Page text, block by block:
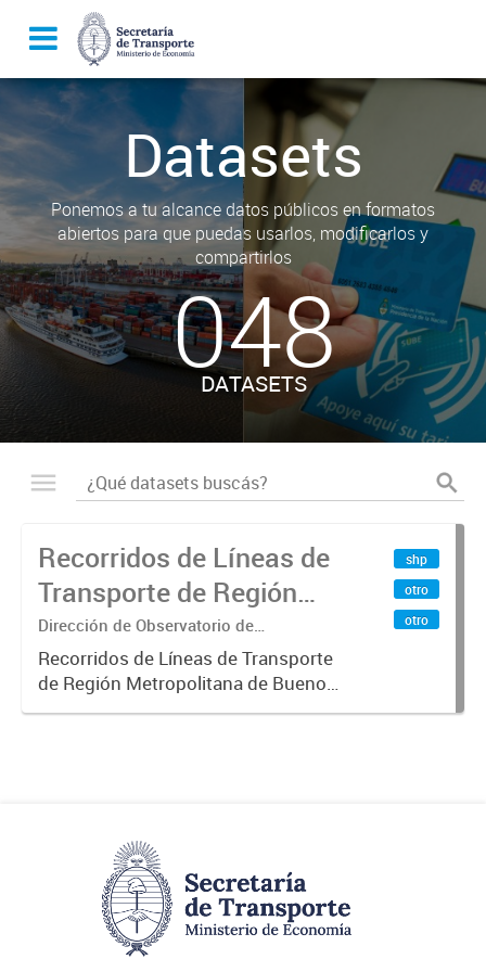
Datasets
Ponemos a tu alcance datos públicos en formatos
abiertos para que puedas usarlos, modificarlos y
compartirlos
048
DATASETS
Recorridos de Líneas de
Transporte de Región
Metropolitana de
Buenos Aires (RMBA)
Dirección de Observatorio de
Transporte, Estudio y Sistemas
Recorridos de Líneas de Transporte
de Región Metropolitana de Buenos
Aires (RMBA).-
shp
otro
otro